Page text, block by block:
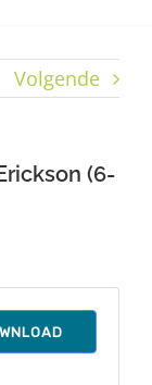
Volgende
(6-